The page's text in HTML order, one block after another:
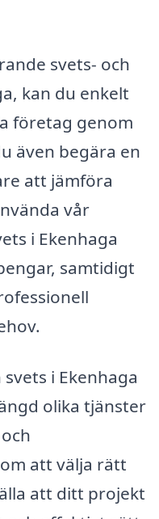
svets- och
kan du enkelt
företag genom
även begära en
att jämföra
vår
i Ekenhaga
samtidigt
i Ekenhaga
olika tjänster
att välja rätt
att ditt projekt